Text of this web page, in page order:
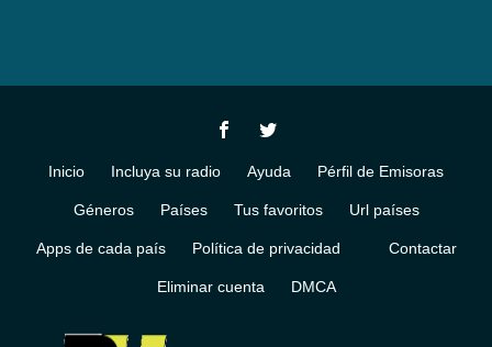
Inicio Incluya su radio Ayuda Pérfil de Emisoras
Géneros Países Tus favoritos Url países
Apps de cada país Política de privacidad Contactar
Eliminar cuenta DMCA